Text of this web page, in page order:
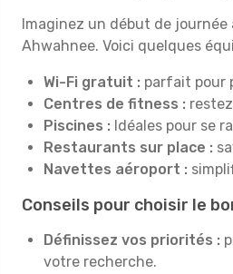
Imaginez un début de
Ahwahnee. Voici quelques
Wi-Fi gratuit : parfait pour
Centres de fitness :
Piscines : Idéales pour se
Restaurants sur place :
Navettes aéroport :
Conseils pour choisir le
Définissez vos priorités :
votre recherche.